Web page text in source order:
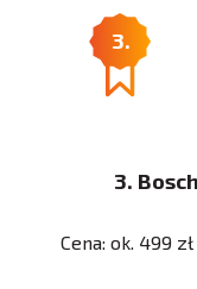
3.
3.
Cena: ok. 499 zł